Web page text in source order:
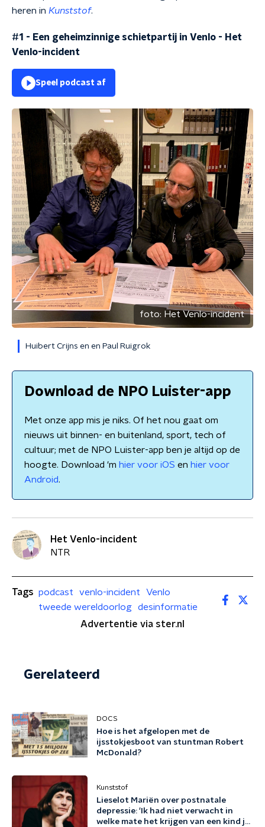
heren in Kunststof.
#1 - Een geheimzinnige schietpartij in Venlo - Het
Venlo-incident
Speel podcast af
foto: Het Venlo-incident
Huibert Crijns en en Paul Ruigrok
Download de NPO Luister-app
Met onze app mis je niks. Of het nou gaat om
nieuws uit binnen- en buitenland, sport, tech of
cultuur; met de NPO Luister-app ben je altijd op de
hoogte. Download 'm hier voor iOS en hier voor
Android.
Het Venlo-incident
NTR
Tags podcast venlo-incident
Venlo
tweede wereldoorlog
desinformatie
Advertentie via ster.nl
Gerelateerd
DOCS
Hoe is het afgelopen met de
ijsstokjesboot van stuntman Robert
McDonald?
Kunststof
Lieselot Mariën over postnatale
depressie: 'Ik had niet verwacht in
welke mate het krijgen van een kind je